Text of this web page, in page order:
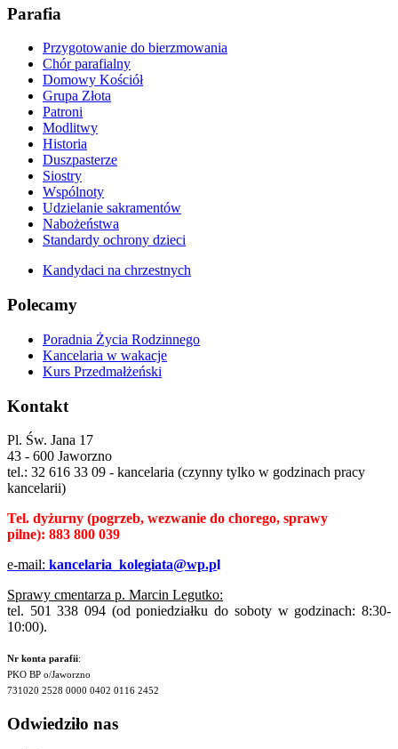
Parafia
Przygotowanie do bierzmowania
Chór parafialny
Domowy Kościół
Grupa Złota
Patroni
Modlitwy
Historia
Duszpasterze
Siostry
Wspólnoty
Udzielanie sakramentów
Nabożeństwa
Standardy ochrony dzieci
Kandydaci na chrzestnych
Polecamy
Poradnia Życia Rodzinnego
Kancelaria w wakacje
Kurs Przedmałżeński
Kontakt
Pl. Św. Jana 17
43 - 600 Jaworzno
tel.: 32 616 33 09 - kancelaria (czynny tylko w godzinach pracy
kancelarii)
Tel. dyżurny (pogrzeb, wezwanie do chorego, sprawy
pilne): 883 800 039
e-mail: kancelaria_kolegiata@wp.pl
Sprawy cmentarza p. Marcin Legutko:
tel. 501 338 094 (od poniedziałku do soboty w godzinach: 8:30-
10:00).
Nr konta parafii:
PKO BP o/Jaworzno
731020 2528 0000 0402 0116 2452
Odwiedziło nas